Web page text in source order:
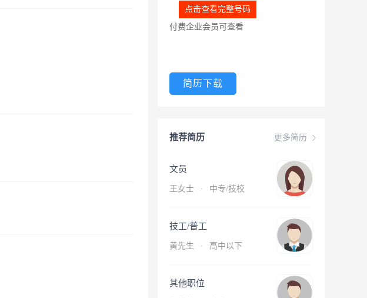
点击查看完整号码
付费企业会员可查看
简历下载
更多简历
推荐简历
文员
王女士 · 中专/技校
技工/普工
黄先生 · 高中以下
其他职位